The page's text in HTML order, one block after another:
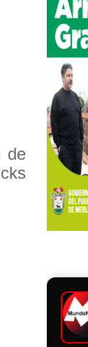
de